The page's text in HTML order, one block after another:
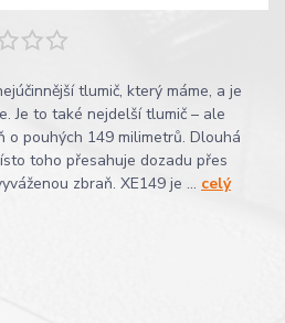
tlumič, který máme, a je
Je to také nejdelší tlumič – ale
o pouhých 149 milimetrů. Dlouhá
toho přesahuje dozadu přes
zbraň. XE149 je ... celý